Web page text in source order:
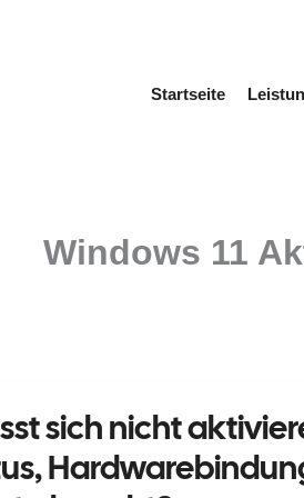
Startseite
Windows 11
sich nicht